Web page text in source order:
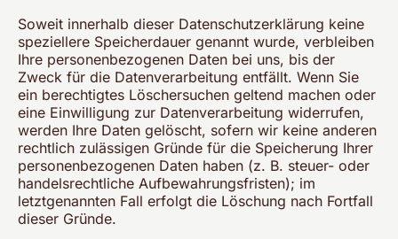
Soweit innerhalb dieser Datenschutzerklärung keine
speziellere Speicherdauer genannt wurde, verbleiben
Ihre personenbezogenen Daten bei uns, bis der
Zweck für die Datenverarbeitung entfällt. Wenn Sie
ein berechtigtes Löschersuchen geltend machen oder
eine Einwilligung zur Datenverarbeitung widerrufen,
werden Ihre Daten gelöscht, sofern wir keine anderen
rechtlich zulässigen Gründe für die Speicherung Ihrer
personenbezogenen Daten haben (z. B. steuer- oder
handelsrechtliche Aufbewahrungsfristen); im
letztgenannten Fall erfolgt die Löschung nach Fortfall
dieser Gründe.